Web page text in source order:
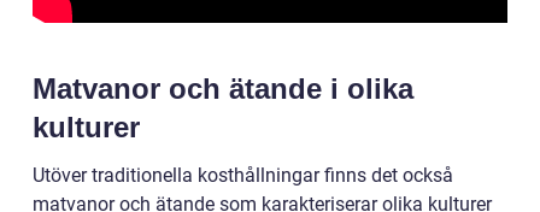
Matvanor och ätande i olika
kulturer
Utöver traditionella kosthållningar finns det också
matvanor och ätande som karakteriserar olika kulturer